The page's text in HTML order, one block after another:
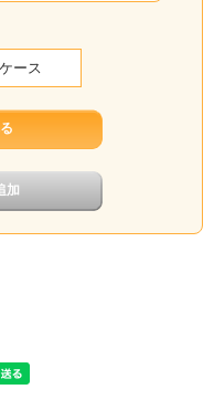
ース